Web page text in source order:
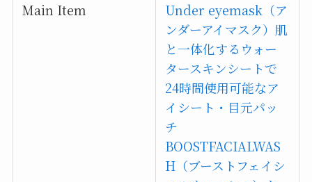
Main Item
Under eyemask（ア
ンダーアイマスク）肌
と一体化するウォー
タースキンシートで
24時間使用可能なア
イシート・目元パッ
チ
BOOSTFACIALWAS
H（ブーストフェイシ